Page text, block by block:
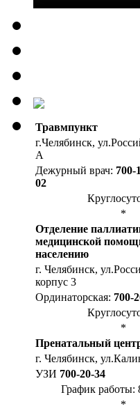
Травмпункт
г.Челябинск,
А
Дежурный врач: 700-
02
*
Отделение
медицинской
населению
г. Челябинск,
корпус 3
Ординаторская: 700-
*
Пренатальный
г. Челябинск,
УЗИ 700-20-34
График работы:
*